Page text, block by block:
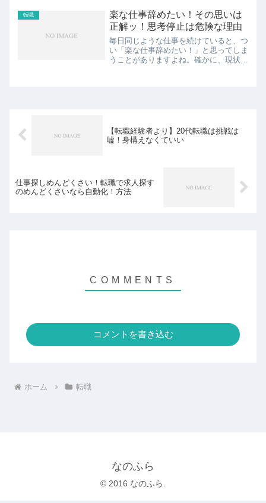
て考えていきます。自分自身...
転職
楽な仕事辞めたい！その思いは
正解ッ！思考停止は危険な理由
毎日同じような仕事を続けていると、つ
い「楽な仕事辞めたい！」と思ってしま
うことがありますよね。確かに、現状を
【転職経験者より】20代転職は挑戦は
嘘！身構えなくていい
仕事探しめんどくさい！転職で求人探す
のめんどくさいなら自動化！方法
コメントを書き込む
ホーム 転職
なのふら
© 2016 なのふら.